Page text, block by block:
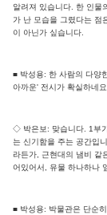
알려져 있습니다. 한 인물
가 난 모습을 그렸다는 점
이 아닌가 싶습니다.
■ 박성용: 한 사람의 다양
아까운' 전시가 확실하네
◇ 박은보: 맞습니다. 1부
는 신기함을 주는 공간입
라든가, 근현대의 냄비 같
어있어서, 유물 하나하나
■ 박성용: 박물관은 단순